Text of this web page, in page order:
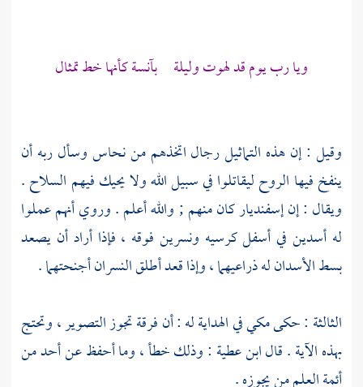
ويا رب يوم قد لهوت وليلة بآنسة كأنها خط تمثال
وقيل : إن هذه التماثيل رجال اتخذهم من نحاس وسأل ربه أن
ينفخ فيها الروح ليقاتلوا في سبيل الله ولا يحيك فيهم السلاح .
ويقال : إنإسفندياركان منهم ; والله أعلم . وروي أنهم عملوا
له أسدين في أسفل كرسيه ونسرين فوقه ، فإذا أراد أن يصعد
بسط الأسدان له ذراعيهما ، وإذا قعد أطلق النسران أجنحتهما .
الثالثة : حكىمكيفي الهداية له : أن فرقة تجوز التصوير ، وتحتج
بهذه الآية . قالابن عطية : وذلك خطأ ، وما أحفظ عن أحد من
أئمة العلم من يجوزه .